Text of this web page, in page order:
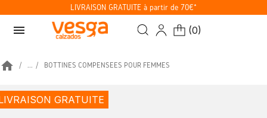
LIVRAISON GRATUITE à partir de 70€*
menu (0)
home ... BOTTINES COMPENSÉES POUR FEMMES
GRATUITE